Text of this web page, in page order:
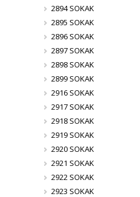
2894 SOKAK
2895 SOKAK
2896 SOKAK
2897 SOKAK
2898 SOKAK
2899 SOKAK
2916 SOKAK
2917 SOKAK
2918 SOKAK
2919 SOKAK
2920 SOKAK
2921 SOKAK
2922 SOKAK
2923 SOKAK